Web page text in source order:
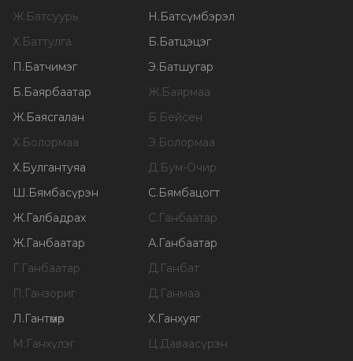
Ж. Батсуурь Н . Батсүмбэрэл
Х. Баттулга Б. Батцэцэг
П . Батчимэг Э. Батшугар
Б. Баярбаатар Ж. Баярмаа
Ж. Баясгалан Б. Бейсен
Х. Болормаа Э. Болормаа
Х. Булгантуяа Д. Бум-Очир
Ш . Бямбасүрэн С. Бямбацогт
Ж. Галбадрах С. Ганбаатар
Ж. Ганбаатар А. Ганбаатар
Г. Ганбаатар Д. Ганбат
П . Ганзориг Д. Ганмаа
Л . Гантөмөр Х. Ганхуяг
М . Ганхүлэг Ц.Даваасүрэн